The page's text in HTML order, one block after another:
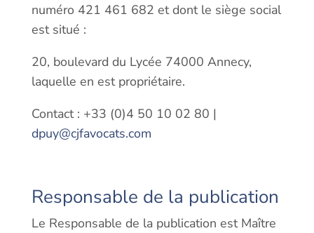
numéro 421 461 682 et dont le siège social
est situé :
20, boulevard du Lycée 74000 Annecy,
laquelle en est propriétaire.
Contact : +33 (0)4 50 10 02 80 |
dpuy@cjfavocats.com
Responsable de la publication
Le Responsable de la publication est Maître